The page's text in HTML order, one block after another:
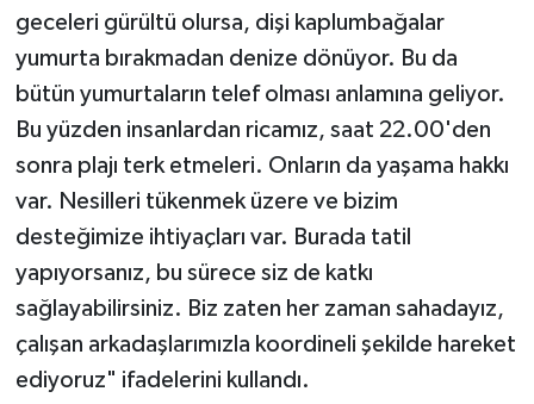
geceleri gürültü olursa, dişi kaplumbağalar
yumurta bırakmadan denize dönüyor. Bu da
bütün yumurtaların telef olması anlamına geliyor.
Bu yüzden insanlardan ricamız, saat 22.00'den
sonra plajı terk etmeleri. Onların da yaşama hakkı
var. Nesilleri tükenmek üzere ve bizim
desteğimize ihtiyaçları var. Burada tatil
yapıyorsanız, bu sürece siz de katkı
sağlayabilirsiniz. Biz zaten her zaman sahadayız,
çalışan arkadaşlarımızla koordineli şekilde hareket
ediyoruz" ifadelerini kullandı.